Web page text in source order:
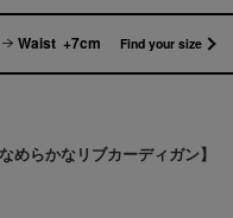
Waist +7cm Find your size
めらかなリブカーディガン】